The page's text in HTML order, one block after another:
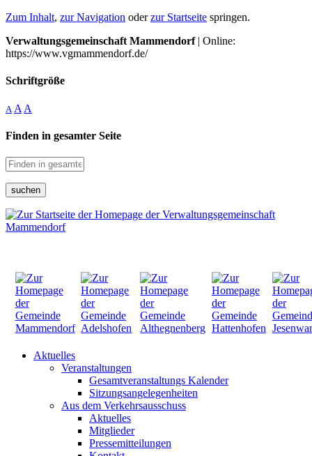
Zum Inhalt, zur Navigation oderzur Startseite springen.
Verwaltungsgemeinschaft Mammendorf| Online:
https://www.vgmammendorf.de/
Schriftgröße
A A A
Finden in gesamter Seite
suchen
Aktuelles
Veranstaltungen
Gesamtveranstaltungs Kalender
Sitzungsangelegenheiten
Aus dem Verkehrsausschuss
Aktuelles
Mitglieder
Pressemitteilungen